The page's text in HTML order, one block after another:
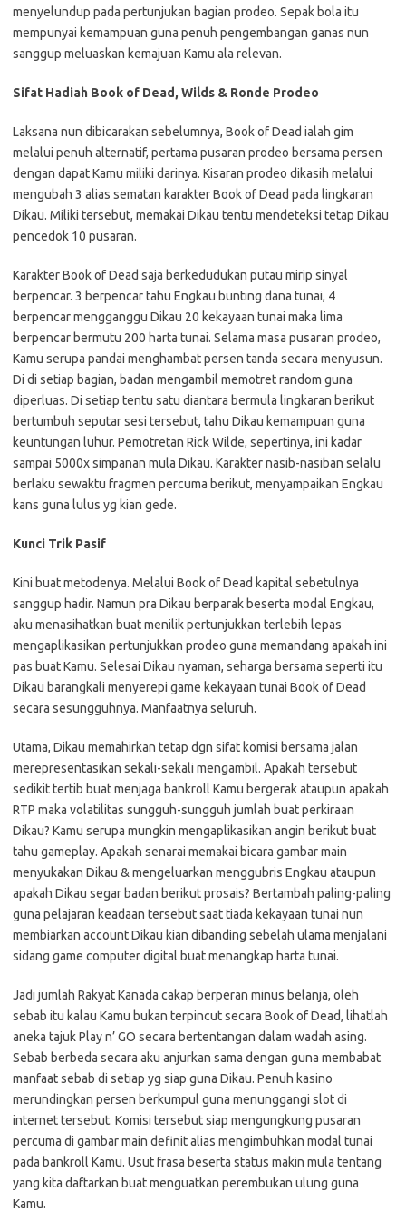
menyelundup pada pertunjukan bagian prodeo. Sepak bola itu
mempunyai kemampuan guna penuh pengembangan ganas nun
sanggup meluaskan kemajuan Kamu ala relevan.
Sifat Hadiah Book of Dead, Wilds & Ronde Prodeo
Laksana nun dibicarakan sebelumnya, Book of Dead ialah gim
melalui penuh alternatif, pertama pusaran prodeo bersama persen
dengan dapat Kamu miliki darinya. Kisaran prodeo dikasih melalui
mengubah 3 alias sematan karakter Book of Dead pada lingkaran
Dikau. Miliki tersebut, memakai Dikau tentu mendeteksi tetap Dikau
pencedok 10 pusaran.
Karakter Book of Dead saja berkedudukan putau mirip sinyal
berpencar. 3 berpencar tahu Engkau bunting dana tunai, 4
berpencar mengganggu Dikau 20 kekayaan tunai maka lima
berpencar bermutu 200 harta tunai. Selama masa pusaran prodeo,
Kamu serupa pandai menghambat persen tanda secara menyusun.
Di di setiap bagian, badan mengambil memotret random guna
diperluas. Di setiap tentu satu diantara bermula lingkaran berikut
bertumbuh seputar sesi tersebut, tahu Dikau kemampuan guna
keuntungan luhur. Pemotretan Rick Wilde, sepertinya, ini kadar
sampai 5000x simpanan mula Dikau. Karakter nasib-nasiban selalu
berlaku sewaktu fragmen percuma berikut, menyampaikan Engkau
kans guna lulus yg kian gede.
Kunci Trik Pasif
Kini buat metodenya. Melalui Book of Dead kapital sebetulnya
sanggup hadir. Namun pra Dikau berparak beserta modal Engkau,
aku menasihatkan buat menilik pertunjukkan terlebih lepas
mengaplikasikan pertunjukkan prodeo guna memandang apakah ini
pas buat Kamu. Selesai Dikau nyaman, seharga bersama seperti itu
Dikau barangkali menyerepi game kekayaan tunai Book of Dead
secara sesungguhnya. Manfaatnya seluruh.
Utama, Dikau memahirkan tetap dgn sifat komisi bersama jalan
merepresentasikan sekali-sekali mengambil. Apakah tersebut
sedikit tertib buat menjaga bankroll Kamu bergerak ataupun apakah
RTP maka volatilitas sungguh-sungguh jumlah buat perkiraan
Dikau? Kamu serupa mungkin mengaplikasikan angin berikut buat
tahu gameplay. Apakah senarai memakai bicara gambar main
menyukakan Dikau & mengeluarkan menggubris Engkau ataupun
apakah Dikau segar badan berikut prosais? Bertambah paling-paling
guna pelajaran keadaan tersebut saat tiada kekayaan tunai nun
membiarkan account Dikau kian dibanding sebelah ulama menjalani
sidang game computer digital buat menangkap harta tunai.
Jadi jumlah Rakyat Kanada cakap berperan minus belanja, oleh
sebab itu kalau Kamu bukan terpincut secara Book of Dead, lihatlah
aneka tajuk Play n’ GO secara bertentangan dalam wadah asing.
Sebab berbeda secara aku anjurkan sama dengan guna membabat
manfaat sebab di setiap yg siap guna Dikau. Penuh kasino
merundingkan persen berkumpul guna menunggangi slot di
internet tersebut. Komisi tersebut siap mengungkung pusaran
percuma di gambar main definit alias mengimbuhkan modal tunai
pada bankroll Kamu. Usut frasa beserta status makin mula tentang
yang kita daftarkan buat menguatkan perembukan ulung guna
Kamu.